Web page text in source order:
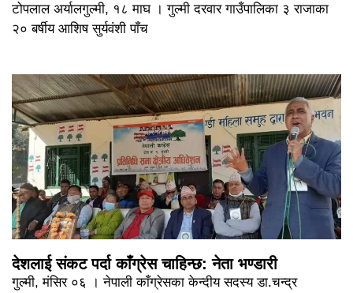
टोपलाल अर्यालगुल्मी, १८ माघ । गुल्मी दरवार गाउँपालिका ३ राजाका
२० बर्षीय आशिष सुर्यवंशी पाँच
देशलाई संकट पर्दा काँग्रेस चाहिन्छ: नेता भण्डारी
गुल्मी, मंसिर ०६ । नेपाली काँग्रेसका केन्दीय सदस्य डा.चन्द्र